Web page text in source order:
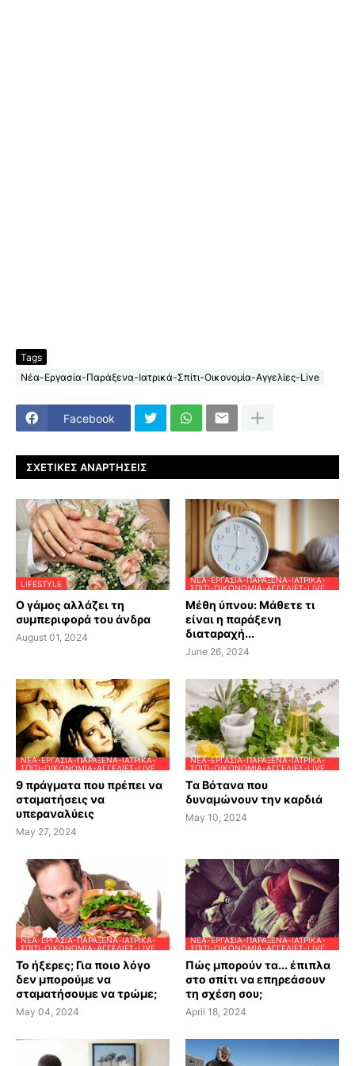
Tags
Νέα-Εργασία-Παράξενα-Ιατρικά-Σπίτι-Οικονομία-Αγγελίες-Live
Facebook
ΣΧΕΤΙΚΈΣ ΑΝΑΡΤΉΣΕΙΣ
LIFESTYLE
Ο γάμος αλλάζει τη
συμπεριφορά του άνδρα
August 01, 2024
ΝΈΑ-ΕΡΓΑΣΊΑ-ΠΑΡΆΞΕΝΑ-ΙΑΤΡΙΚΆ-
ΣΠΊΤΙ-ΟΙΚΟΝΟΜΊΑ-ΑΓΓΕΛΊΕΣ-LIVE
Μέθη ύπνου: Μάθετε τι
είναι η παράξενη
διαταραχή...
June 26, 2024
ΝΈΑ-ΕΡΓΑΣΊΑ-ΠΑΡΆΞΕΝΑ-ΙΑΤΡΙΚΆ-
ΣΠΊΤΙ-ΟΙΚΟΝΟΜΊΑ-ΑΓΓΕΛΊΕΣ-LIVE
9 πράγματα που πρέπει να
σταματήσεις να
υπεραναλύεις
May 27, 2024
ΝΈΑ-ΕΡΓΑΣΊΑ-ΠΑΡΆΞΕΝΑ-ΙΑΤΡΙΚΆ-
ΣΠΊΤΙ-ΟΙΚΟΝΟΜΊΑ-ΑΓΓΕΛΊΕΣ-LIVE
Tα Βότανα που
δυναμώνουν την καρδιά
May 10, 2024
ΝΈΑ-ΕΡΓΑΣΊΑ-ΠΑΡΆΞΕΝΑ-ΙΑΤΡΙΚΆ-
ΣΠΊΤΙ-ΟΙΚΟΝΟΜΊΑ-ΑΓΓΕΛΊΕΣ-LIVE
Το ήξερες; Για ποιο λόγο
δεν μπορούμε να
σταματήσουμε να τρώμε;
May 04, 2024
ΝΈΑ-ΕΡΓΑΣΊΑ-ΠΑΡΆΞΕΝΑ-ΙΑΤΡΙΚΆ-
ΣΠΊΤΙ-ΟΙΚΟΝΟΜΊΑ-ΑΓΓΕΛΊΕΣ-LIVE
Πώς μπορούν τα... έπιπλα
στο σπίτι να επηρεάσουν
τη σχέση σου;
April 18, 2024